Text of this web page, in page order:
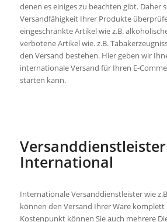
denen es einiges zu beachten gibt. Daher
Versandfähigkeit Ihrer Produkte
eingeschränkte Artikel wie z.B.
verbotene Artikel wie. z.B.
den Versand bestehen. Hier geben wir
internationale Versand für Ihren E-
starten kann.
International
Internationale Versanddienstleister wie
können den Versand Ihrer Ware komplett
Kostenpunkt können Sie auch mehrere